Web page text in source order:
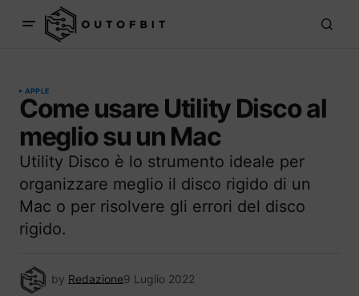
APPLE
Come usare Utility Disco al
meglio su un Mac
Utility Disco è lo strumento ideale per
organizzare meglio il disco rigido di un
Mac o per risolvere gli errori del disco
rigido.
by Redazione9 Luglio 2022